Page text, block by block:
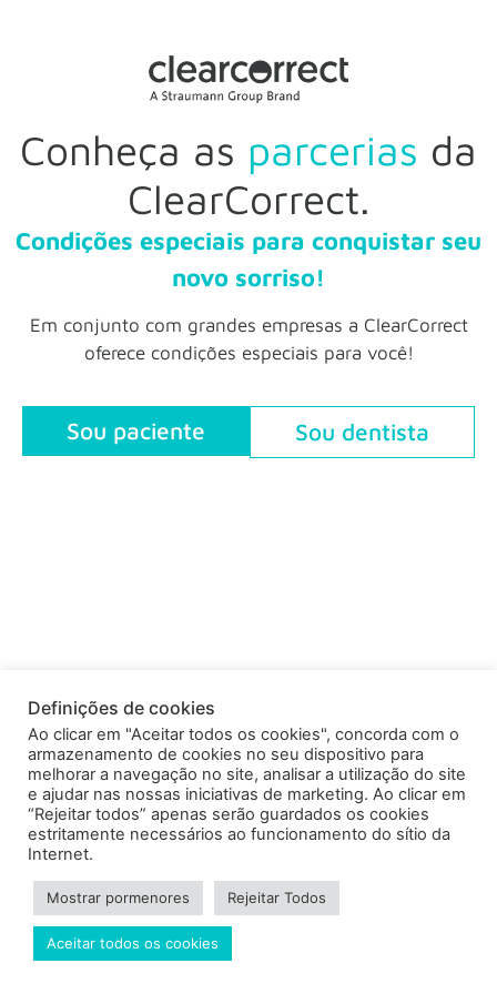
Conheça as parcerias da
ClearCorrect.
Condições especiais para conquistar seu
novo sorriso!
Em conjunto com grandes empresas a ClearCorrect
oferece condições especiais para você!
Sou paciente Sou dentista
Definições de cookies
Ao clicar em "Aceitar todos os cookies", concorda com o
armazenamento de cookies no seu dispositivo para
melhorar a navegação no site, analisar a utilização do site
e ajudar nas nossas iniciativas de marketing. Ao clicar em
“Rejeitar todos” apenas serão guardados os cookies
estritamente necessários ao funcionamento do sítio da
Internet.
Mostrar pormenores Rejeitar Todos
Aceitar todos os cookies